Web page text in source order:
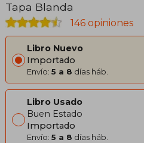
Tapa Blanda
146 opiniones
Libro Nuevo
Importado
Envío: 5 a 8 días háb.
Libro Usado
Buen Estado
Importado
Envío: 5 a 8 días háb.